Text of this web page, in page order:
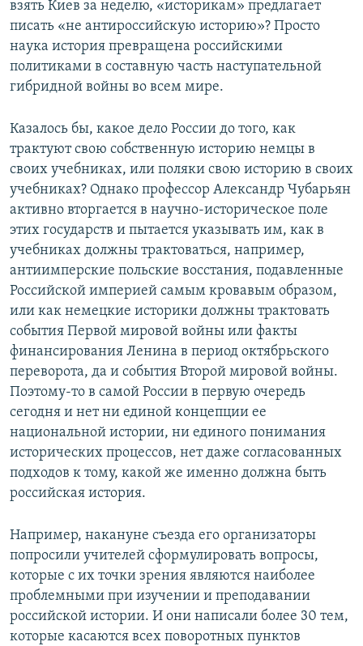
взять Киев за неделю, «историкам» предлагает
писать «не антироссийскую историю»? Просто
наука история превращена российскими
политиками в составную часть наступательной
гибридной войны во всем мире.
Казалось бы, какое дело России до того, как
трактуют свою собственную историю немцы в
своих учебниках, или поляки свою историю в своих
учебниках? Однако профессор Александр Чубарьян
активно вторгается в научно-историческое поле
этих государств и пытается указывать им, как в
учебниках должны трактоваться, например,
антиимперские польские восстания, подавленные
Российской империей самым кровавым образом,
или как немецкие историки должны трактовать
события Первой мировой войны или факты
финансирования Ленина в период октябрьского
переворота, да и события Второй мировой войны.
Поэтому-то в самой России в первую очередь
сегодня и нет ни единой концепции ее
национальной истории, ни единого понимания
исторических процессов, нет даже согласованных
подходов к тому, какой же именно должна быть
российская история.
Например, накануне съезда его организаторы
попросили учителей сформулировать вопросы,
которые с их точки зрения являются наиболее
проблемными при изучении и преподавании
российской истории. И они написали более 30 тем,
которые касаются всех поворотных пунктов